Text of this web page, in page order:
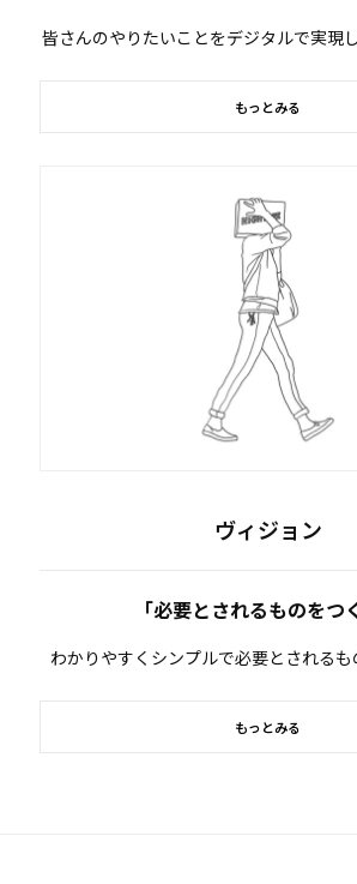
皆さんのやりたいことをデジタルで実現
もっとみる
ヴィジョン
「必要とされるものをつ
わかりやすくシンプルで必要とされるも
もっとみる